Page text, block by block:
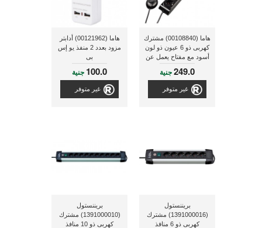
هاما (00108840) مشترك
كهربى ذو 6 عيون ذو لون
أسود مع مفتاح يعمل عن
طريق الضغط عليه
بالأرجل
249.0جنية
غير متوفر
هاما (00121962) أدابتر
مزود بعدد 2 منفذ يو إس
بى
100.0 جنية
غير متوفر
بريننستول
(1391000016) مشترك
كهربى ذو 6 منافذ
بريننستول
(1391000010) مشترك
كهربى ذو 10 منافذ